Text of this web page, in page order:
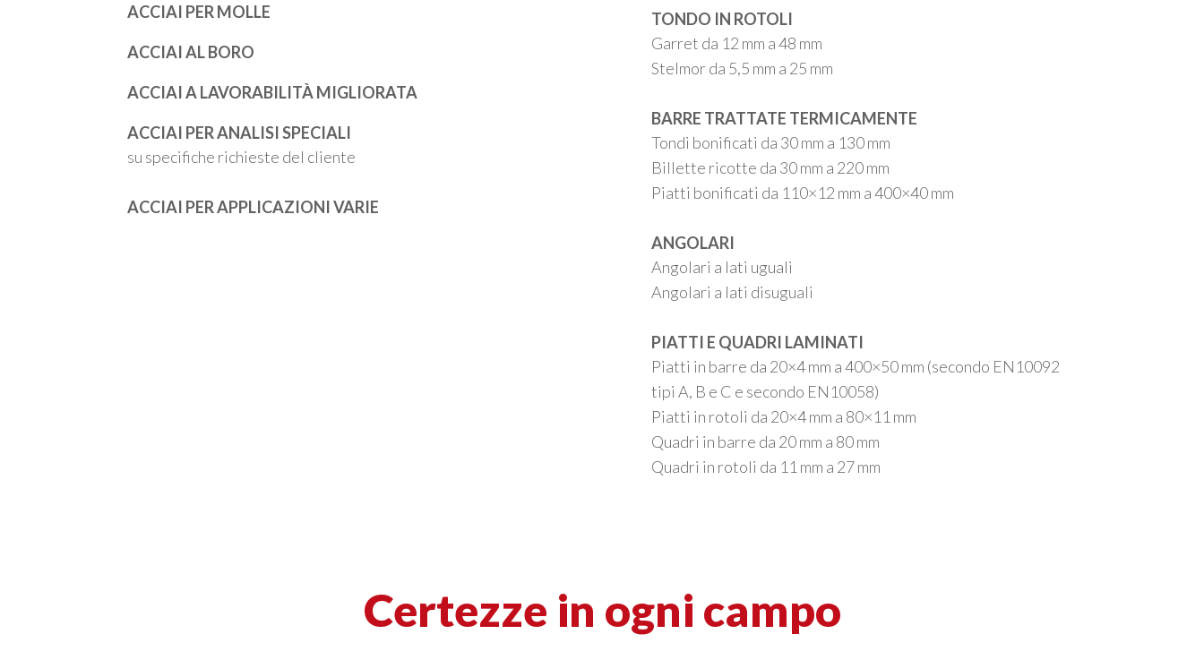
ACCIAI PER MOLLE
ACCIAI AL BORO
ACCIAI A LAVORABILITÀ MIGLIORATA
ACCIAI PER ANALISI SPECIALI
su specifiche richieste del cliente
ACCIAI PER APPLICAZIONI VARIE
TONDO IN ROTOLI
Garret da 12 mm a 48 mm
Stelmor da 5,5 mm a 25 mm
BARRE TRATTATE TERMICAMENTE
Tondi bonificati da 30 mm a 130 mm
Billette ricotte da 30 mm a 220 mm
Piatti bonificati da 110×12 mm a 400×40 mm
ANGOLARI
Angolari a lati uguali
Angolari a lati disuguali
PIATTI E QUADRI LAMINATI
Piatti in barre da 20×4 mm a 400×50 mm (secondo EN10092
tipi A, B e C e secondo EN10058)
Piatti in rotoli da 20×4 mm a 80×11 mm
Quadri in barre da 20 mm a 80 mm
Quadri in rotoli da 11 mm a 27 mm
Certezze in ogni campo